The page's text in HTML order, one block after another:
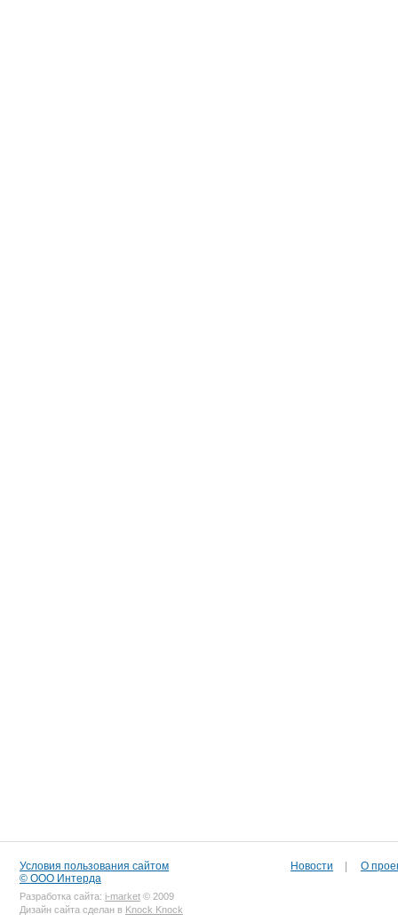
Условия пользования сайтом
© ООО Интерда
Разработка сайта: i-market © 2009
Дизайн сайта сделан в Knock Knock
Новости О